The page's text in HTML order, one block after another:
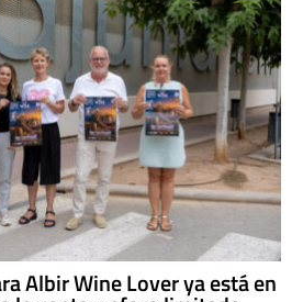
Albir Wine Lover ya está en